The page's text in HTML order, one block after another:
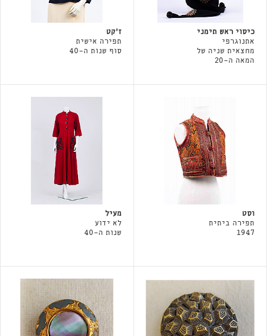
כיסוי ראש תימני
אתנוגרפי
מחצאית שניה של
המאה ה-20
ז׳קט
תפירה אישית
סוף שנות ה-40
וסט
תפירה ביתית
1947
מעיל
לא ידוע
שנות ה-40